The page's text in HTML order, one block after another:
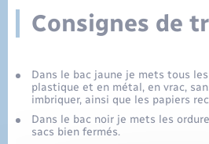
Enfants – Jeunes
Etat-civil - Papiers -
Mariage – PACS
Parrainage civil
Recensement
Logement - Urbanisme
Transports scolaires
Travaux - Autorisation
public
Conseil municipal
Compétences
Plan interactif
Consignes de
Dans le bac jaune je mets tous
plastique et en métal, en vrac,
imbriquer, ainsi que les papiers
Dans le bac noir je mets les
sacs bien fermés.